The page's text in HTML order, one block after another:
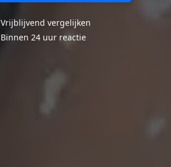
Vrijblijvend vergelijken
Binnen 24 uur reactie